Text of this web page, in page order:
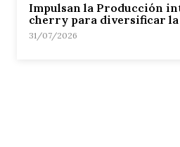
Impulsan la Producción
cherry para diversificar
31/07/2026